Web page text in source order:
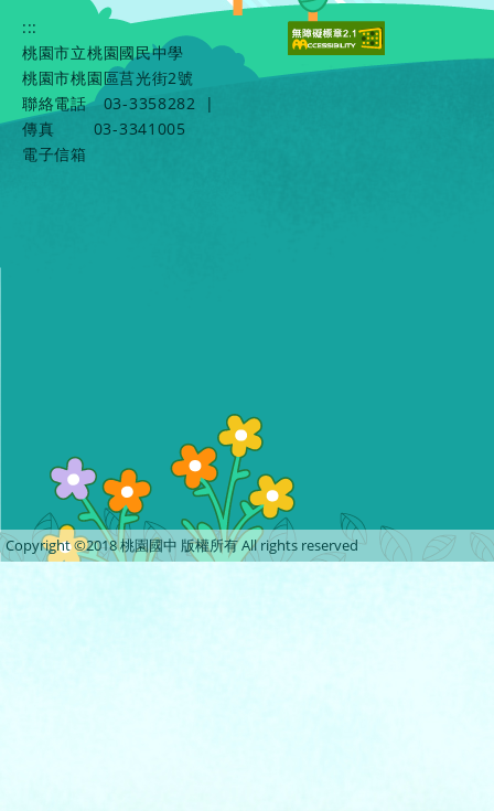
:::
桃園市立桃園國民中學
桃園市桃園區莒光街2號
聯絡電話
03-3358282
|
傳真
03-3341005
電子信箱
Copyright ©2018 桃園國中 版權所有 All rights reserved